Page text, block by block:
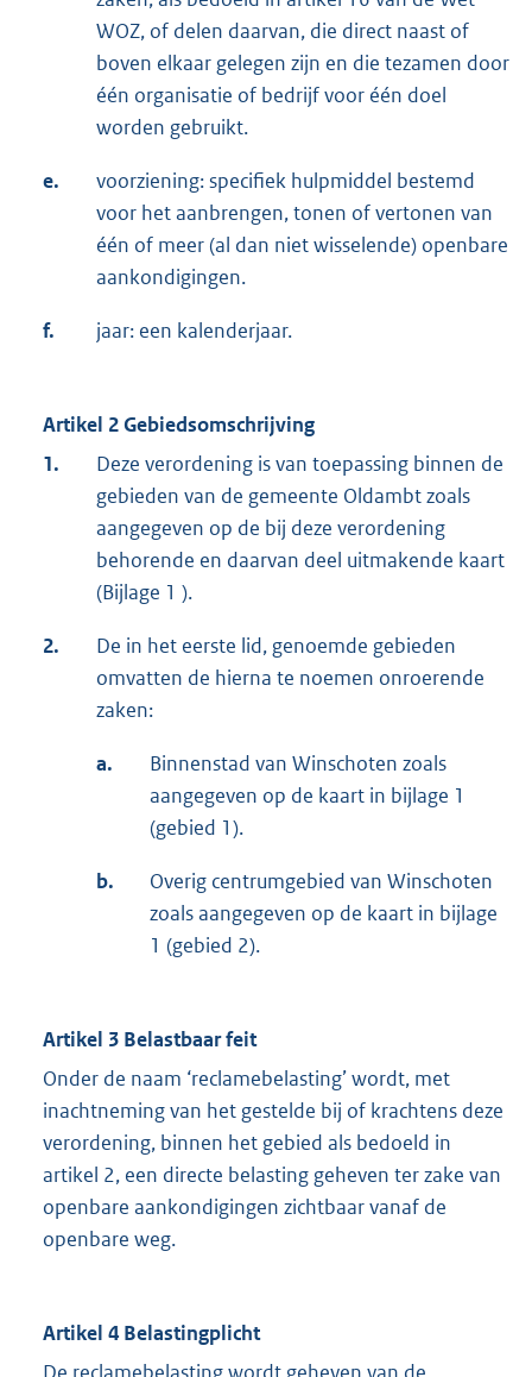
WOZ, of delen daarvan, die direct naast of
boven elkaar gelegen zijn en die tezamen door
één organisatie of bedrijf voor één doel
worden gebruikt.
e.
voorziening: specifiek hulpmiddel bestemd
voor het aanbrengen, tonen of vertonen van
één of meer (al dan niet wisselende) openbare
aankondigingen.
f. jaar: een kalenderjaar.
Artikel 2 Gebiedsomschrijving
1.
Deze verordening is van toepassing binnen de
gebieden van de gemeente Oldambt zoals
aangegeven op de bij deze verordening
behorende en daarvan deel uitmakende kaart
(Bijlage 1 ).
2.
De in het eerste lid, genoemde gebieden
omvatten de hierna te noemen onroerende
zaken:
a.
Binnenstad van Winschoten zoals
aangegeven op de kaart in bijlage 1
(gebied 1).
b.
Overig centrumgebied van Winschoten
zoals aangegeven op de kaart in bijlage
1 (gebied 2).
Artikel 3 Belastbaar feit
Onder de naam ‘reclamebelasting’ wordt, met
inachtneming van het gestelde bij of krachtens deze
verordening, binnen het gebied als bedoeld in
artikel 2, een directe belasting geheven ter zake van
openbare aankondigingen zichtbaar vanaf de
openbare weg.
Artikel 4 Belastingplicht